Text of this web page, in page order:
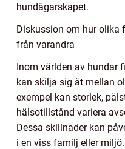
hundägarskapet.
Diskussion om hur olika
från varandra
Inom världen av hundar
kan skilja sig åt mellan
exempel kan storlek,
hälsotillstånd variera
Dessa skillnader kan
i en viss familj eller miljö.